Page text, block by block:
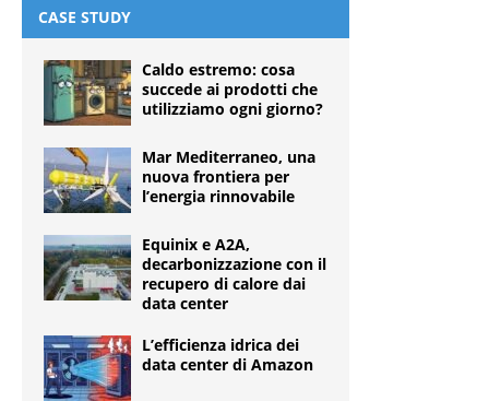
CASE STUDY
Caldo estremo: cosa
succede ai prodotti che
utilizziamo ogni giorno?
Mar Mediterraneo, una
nuova frontiera per
l’energia rinnovabile
Equinix e A2A,
decarbonizzazione con il
recupero di calore dai
data center
L’efficienza idrica dei
data center di Amazon